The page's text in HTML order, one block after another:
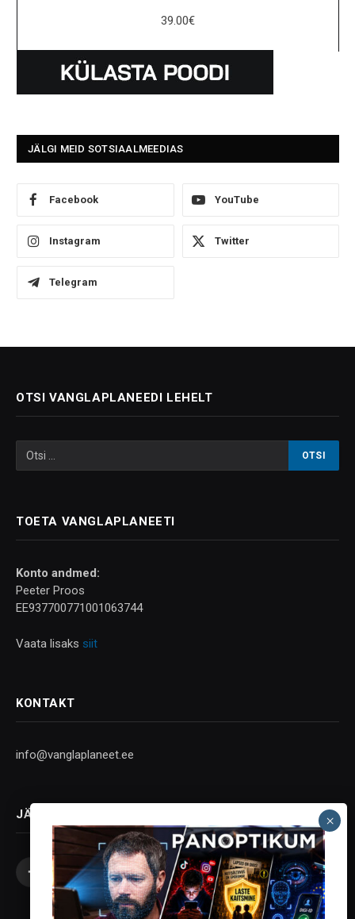
39.00€
JÄLGI MEID SOTSIAALMEEDIAS
Facebook YouTube
Instagram Twitter
Telegram
OTSI VANGLAPLANEEDI LEHELT
TOETA VANGLAPLANEETI
Konto andmed:
Peeter Proos
EE937700771001063744
Vaata lisaks siit
KONTAKT
info@vanglaplaneet.ee
JÄLGI SOTSIAALMEEDIAS
Facebook
X
(Twitter)
InstagramYouTubeTelegram